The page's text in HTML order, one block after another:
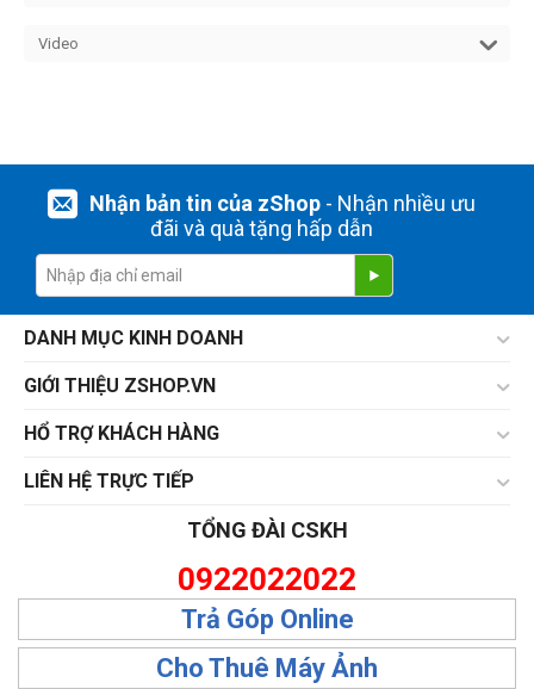
Video
Nhận bản tin của zShop- Nhận nhiều ưu
đãi và quà tặng hấp dẫn
DANH MỤC KINH DOANH
GIỚI THIỆU ZSHOP.VN
HỔ TRỢ KHÁCH HÀNG
LIÊN HỆ TRỰC TIẾP
TỔNG ĐÀI CSKH
0922022022
Trả Góp Online
Cho Thuê Máy Ảnh